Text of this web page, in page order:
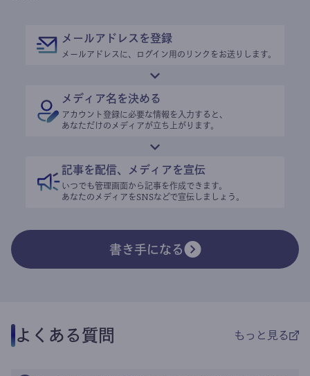
メールアドレスを登録
メールアドレスに、ログイン用のリンクをお送りします。
メディア名を決める
アカウント登録に必要な情報を入力すると、
あなただけのメディアが立ち上がります。
記事を配信、メディアを宣伝
いつでも管理画面から記事を作成できます。
あなたのメディアをSNSなどで宣伝しましょう。
書き手になる
よくある質問 もっと見る